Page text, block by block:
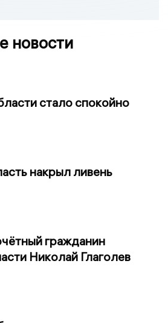
новости
стало спокойно
накрыл ливень
гражданин
Николай Глаголев